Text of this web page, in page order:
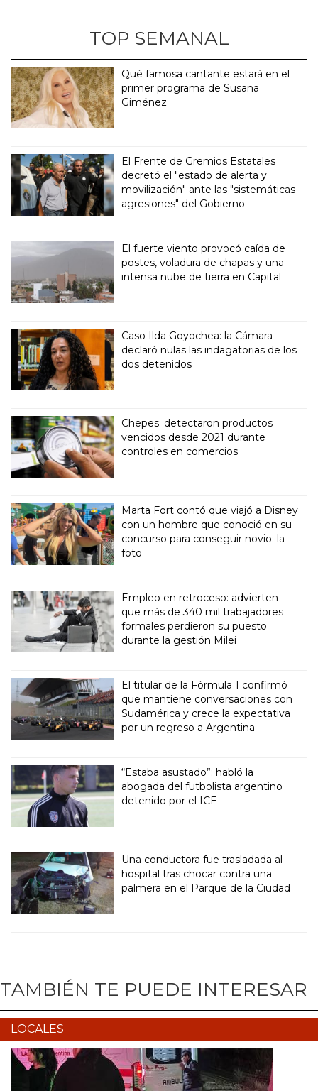
TOP SEMANAL
Qué famosa cantante estará en el
primer programa de Susana
Giménez
El Frente de Gremios Estatales
decretó el "estado de alerta y
movilización" ante las "sistemáticas
agresiones" del Gobierno
El fuerte viento provocó caída de
postes, voladura de chapas y una
intensa nube de tierra en Capital
Caso Ilda Goyochea: la Cámara
declaró nulas las indagatorias de los
dos detenidos
Chepes: detectaron productos
vencidos desde 2021 durante
controles en comercios
Marta Fort contó que viajó a Disney
con un hombre que conoció en su
concurso para conseguir novio: la
foto
Empleo en retroceso: advierten
que más de 340 mil trabajadores
formales perdieron su puesto
durante la gestión Milei
El titular de la Fórmula 1 confirmó
que mantiene conversaciones con
Sudamérica y crece la expectativa
por un regreso a Argentina
“Estaba asustado”: habló la
abogada del futbolista argentino
detenido por el ICE
Una conductora fue trasladada al
hospital tras chocar contra una
palmera en el Parque de la Ciudad
TAMBIÉN TE PUEDE INTERESAR
LOCALES